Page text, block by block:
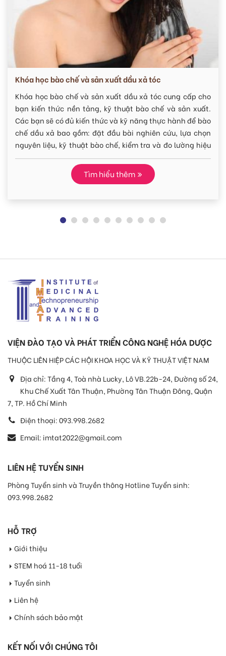
Thực phẩm chức năng và sức khỏe sinh sản
Khoá học cung cấp cơ sở lý thuyết lựa chọn công thức
sữa tắm và hướng dẫn thực hành trong phòng thí
nghiệm theo cách thức và trình tự sản xuất của nhà máy
sản xuất mỹ phẩm cGMP. Khoá học là cần thiết đối với ai
muốn học sản xuất, chuẩn bị gia công hoặc kinh doanh
sữa tắm.
Tìm hiểu thêm
VIỆN ĐÀO TẠO VÀ PHÁT TRIỂN CÔNG NGHỆ HÓA DƯỢC
THUỘC LIÊN HIỆP CÁC HỘI KHOA HỌC VÀ KỸ THUẬT VIỆT NAM
Địa chỉ: Tầng 4, Toà nhà Lucky, Lô VB.22b-24, Đường số 24,
Khu Chế Xuất Tân Thuận, Phường Tân Thuận Đông, Quận
7, TP. Hồ Chí Minh
Điện thoại: 093.998.2682
Email: imtat2022@gmail.com
LIÊN HỆ TUYỂN SINH
Phòng Tuyển sinh và Truyền thông Hotline Tuyển sinh:
093.998.2682
HỖ TRỢ
Giới thiệu
STEM hoá 11-18 tuổi
Tuyển sinh
Liên hệ
Chính sách bảo mật
KẾT NỐI VỚI CHÚNG TÔI